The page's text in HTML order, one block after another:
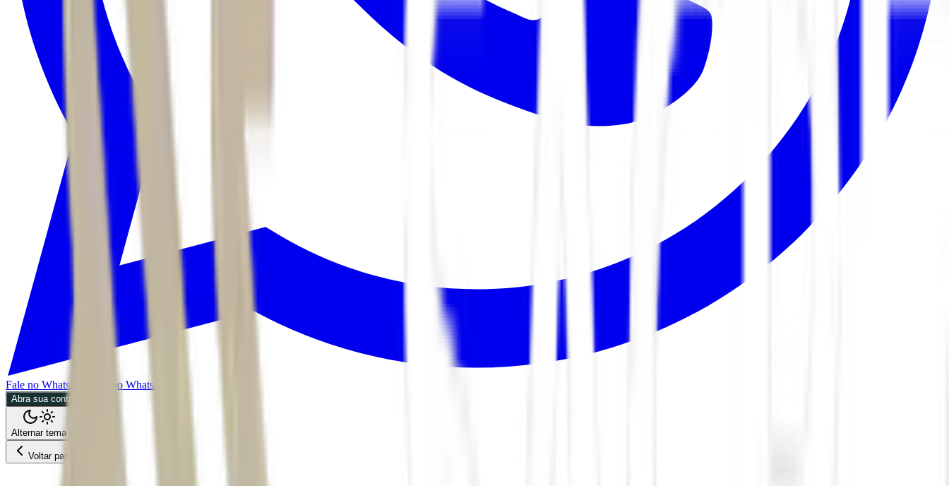
Fale no WhatsApp Fale no WhatsApp
Abra sua conta
Alternar tema
Voltar para o Feed